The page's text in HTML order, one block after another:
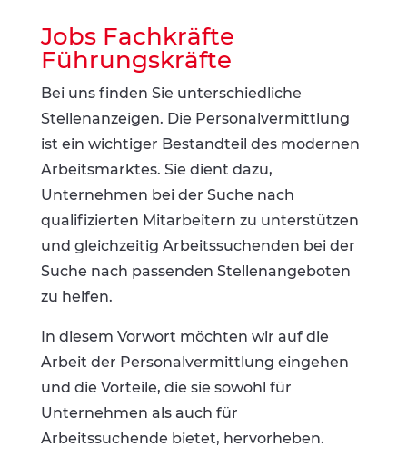
Jobs Fachkräfte
Führungskräfte
Bei uns finden Sie unterschiedliche
Stellenanzeigen. Die Personalvermittlung
ist ein wichtiger Bestandteil des modernen
Arbeitsmarktes. Sie dient dazu,
Unternehmen bei der Suche nach
qualifizierten Mitarbeitern zu unterstützen
und gleichzeitig Arbeitssuchenden bei der
Suche nach passenden Stellenangeboten
zu helfen.
In diesem Vorwort möchten wir auf die
Arbeit der Personalvermittlung eingehen
und die Vorteile, die sie sowohl für
Unternehmen als auch für
Arbeitssuchende bietet, hervorheben.